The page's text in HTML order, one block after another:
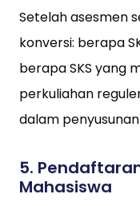
Setelah asesmen
konversi: berapa
berapa SKS yang
perkuliahan
dalam
5.
Mahasiswa